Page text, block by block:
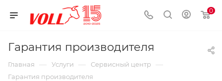
0
Гарантия производителя
Главная — Услуги — Сервисный центр —
Гарантия производителя